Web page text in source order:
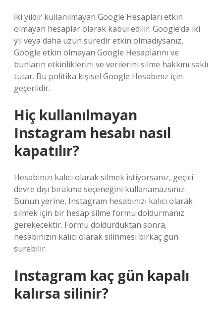
İki yıldır kullanılmayan Google Hesapları etkin
olmayan hesaplar olarak kabul edilir. Google’da iki
yıl veya daha uzun süredir etkin olmadıysanız,
Google etkin olmayan Google Hesaplarını ve
bunların etkinliklerini ve verilerini silme hakkını saklı
tutar. Bu politika kişisel Google Hesabınız için
geçerlidir.
Hiç kullanılmayan
Instagram hesabı nasıl
kapatılır?
Hesabınızı kalıcı olarak silmek istiyorsanız, geçici
devre dışı bırakma seçeneğini kullanamazsınız.
Bunun yerine, Instagram hesabınızı kalıcı olarak
silmek için bir hesap silme formu doldurmanız
gerekecektir. Formu doldurduktan sonra,
hesabınızın kalıcı olarak silinmesi birkaç gün
sürebilir.
Instagram kaç gün kapalı
kalırsa silinir?